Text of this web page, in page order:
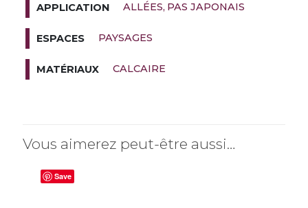
APPLICATION ALLÉES PAS JAPONAIS
ESPACES PAYSAGES
MATÉRIAUX CALCAIRE
Vous aimerez peut-être aussi…
Save